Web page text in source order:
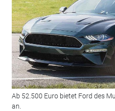
Ab 52.500 Euro bietet Ford des
an.